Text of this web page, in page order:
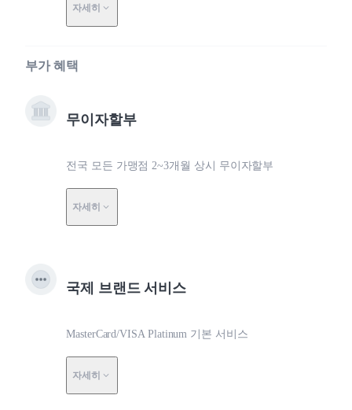
자세히
부가 혜택
무이자할부
전국 모든 가맹점 2~3개월 상시 무이자할부
자세히
국제 브랜드 서비스
MasterCard/VISA Platinum 기본 서비스
자세히